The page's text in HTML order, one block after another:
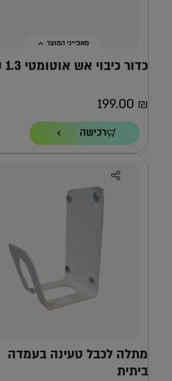
מאפייני המוצר
כדור כיבוי אש אוטומטי 1.3 ק”ג
199.00 ₪
תחום כיסוי
למה אפקון? למה העמדה הזו?
רכישה
מתלה לכבל טעינה בעמדה
ביתית